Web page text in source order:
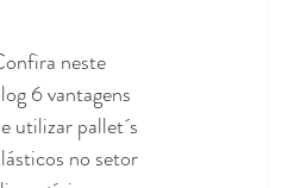
neste
6 vantagens
utilizar pallet´s
no setor